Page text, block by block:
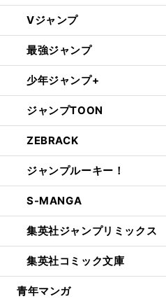
Vジャンプ
最強ジャンプ
少年ジャンプ+
ジャンプTOON
ZEBRACK
ジャンプルーキー！
S-MANGA
集英社ジャンプリミックス
集英社コミック文庫
青年マンガ